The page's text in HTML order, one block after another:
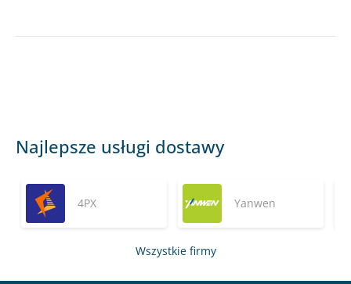
Najlepsze usługi dostawy
4PX Yanwen
Wszystkie firmy